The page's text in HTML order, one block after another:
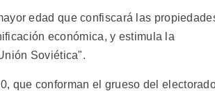
edad que confiscará las
económica, y estimula la
Soviética".
que conforman el grueso del